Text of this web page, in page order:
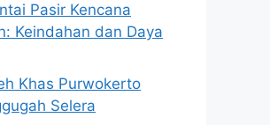
Pasir Kencana
Keindahan dan Daya
Khas Purwokerto
Selera